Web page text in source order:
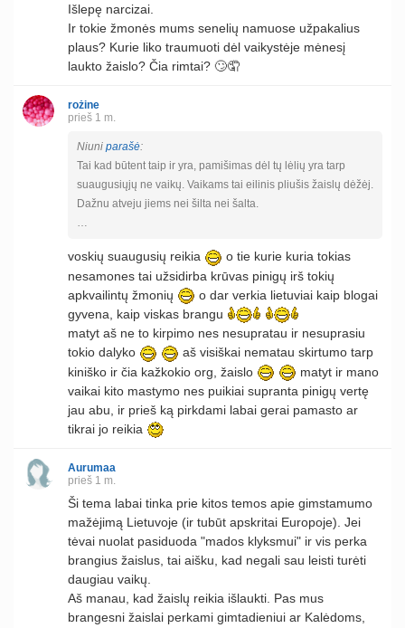
Išlepę narcizai.
Ir tokie žmonės mums senelių namuose užpakalius
plaus? Kurie liko traumuoti dėl vaikystėje mėnesį
laukto žaislo? Čia rimtai? 🙄🤦
rožine
prieš 1 m.
Niuni parašė:
Tai kad būtent taip ir yra, pamišimas dėl tų lėlių yra tarp
suaugusiųjų ne vaikų. Vaikams tai eilinis pliušis žaislų dėžėj.
Dažnu atveju jiems nei šilta nei šalta.
…
voskių suaugusių reikia
o tie kurie kuria tokias
nesamones tai užsidirba krūvas pinigų irš tokių
apkvailintų žmonių
o dar verkia lietuviai kaip blogai
gyvena, kaip viskas brangu
matyt aš ne to kirpimo nes nesupratau ir nesuprasiu
tokio dalyko
aš visiškai nematau skirtumo tarp
kiniško ir čia kažkokio org, žaislo
matyt ir mano
vaikai kito mastymo nes puikiai supranta pinigų vertę
jau abu, ir prieš ką pirkdami labai gerai pamasto ar
tikrai jo reikia
Aurumaa
prieš 1 m.
Ši tema labai tinka prie kitos temos apie gimstamumo
mažėjimą Lietuvoje (ir tubūt apskritai Europoje). Jei
tėvai nuolat pasiduoda "mados klyksmui" ir vis perka
brangius žaislus, tai aišku, kad negali sau leisti turėti
daugiau vaikų.
Aš manau, kad žaislų reikia išlaukti. Pas mus
brangesni žaislai perkami gimtadieniui ar Kalėdoms,